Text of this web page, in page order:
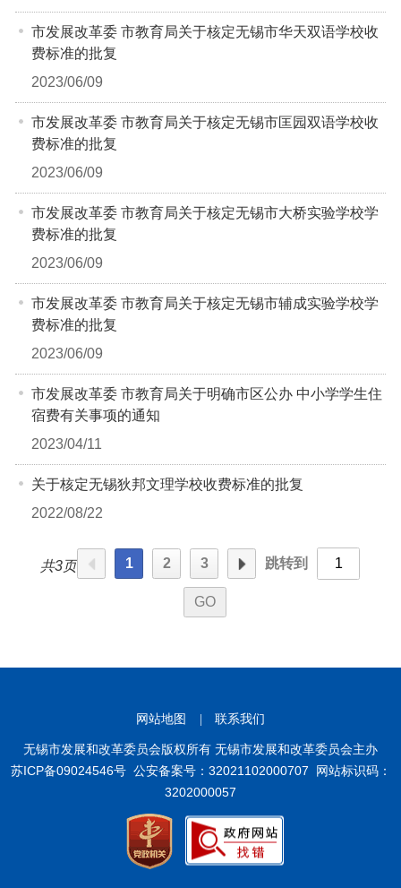
市发展改革委 市教育局关于核定无锡市华天双语学校收
费标准的批复
2023/06/09
市发展改革委 市教育局关于核定无锡市匡园双语学校收
费标准的批复
2023/06/09
市发展改革委 市教育局关于核定无锡市大桥实验学校学
费标准的批复
2023/06/09
市发展改革委 市教育局关于核定无锡市辅成实验学校学
费标准的批复
2023/06/09
市发展改革委 市教育局关于明确市区公办 中小学学生住
宿费有关事项的通知
2023/04/11
关于核定无锡狄邦文理学校收费标准的批复
2022/08/22
共3页 1 2 3 跳转到
网站地图 | 联系我们
无锡市发展和改革委员会版权所有 无锡市发展和改革委员会主办
苏ICP备09024546号 公安备案号：32021102000707 网站标识码：
3202000057